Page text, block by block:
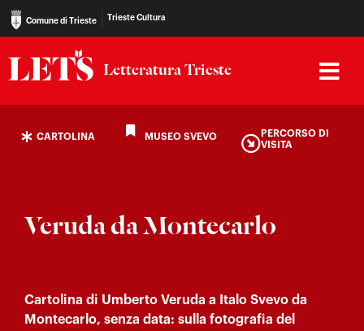
Comune di Trieste Trieste Cultura
Letteratura Trieste
CARTOLINA MUSEO SVEVO
PERCORSO DI
VISITA
Veruda da Montecarlo
Cartolina di Umberto Veruda a Italo Svevo da
Montecarlo, senza data: sulla fotografia del